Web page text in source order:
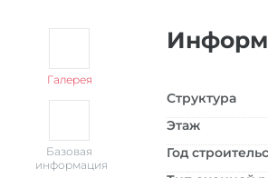
Галерея
Базовая
информация
Структура
Этаж
Год